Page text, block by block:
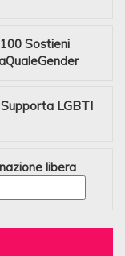
Sostieni
Supporta LGBTI
libera